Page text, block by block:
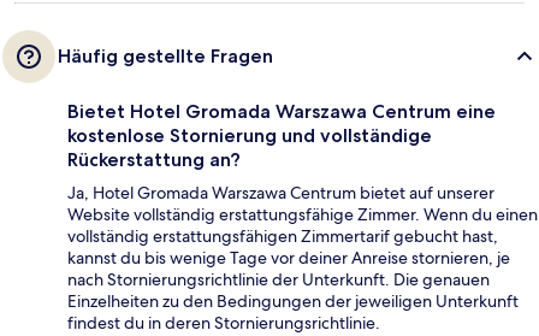
Häufig gestellte Fragen
Bietet Hotel Gromada Warszawa Centrum eine
kostenlose Stornierung und vollständige
Rückerstattung an?
Ja, Hotel Gromada Warszawa Centrum bietet auf unserer
Website vollständig erstattungsfähige Zimmer. Wenn du einen
vollständig erstattungsfähigen Zimmertarif gebucht hast,
kannst du bis wenige Tage vor deiner Anreise stornieren, je
nach Stornierungsrichtlinie der Unterkunft. Die genauen
Einzelheiten zu den Bedingungen der jeweiligen Unterkunft
findest du in deren Stornierungsrichtlinie.